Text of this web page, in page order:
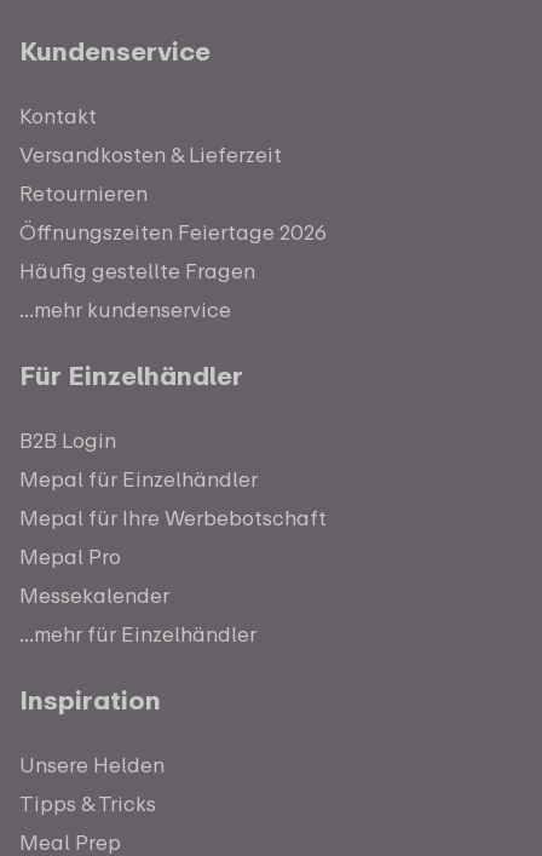
Kundenservice
Kontakt
Versandkosten & Lieferzeit
Retournieren
Öffnungszeiten Feiertage 2026
Häufig gestellte Fragen
...mehr kundenservice
Für Einzelhändler
B2B Login
Mepal für Einzelhändler
Mepal für Ihre Werbebotschaft
Mepal Pro
Messekalender
...mehr für Einzelhändler
Inspiration
Unsere Helden
Tipps & Tricks
Meal Prep